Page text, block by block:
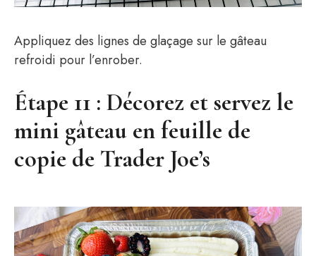
Appliquez des lignes de glaçage sur le gâteau
refroidi pour l’enrober.
Étape 11 : Décorez et servez le
mini gâteau en feuille de
copie de Trader Joe’s